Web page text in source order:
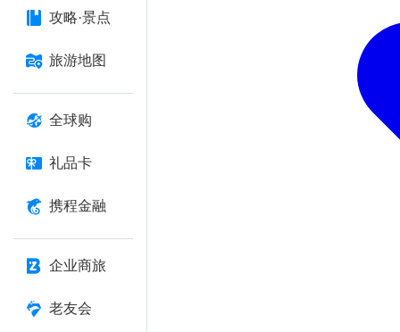
攻略·景点
旅游地图
全球购
礼品卡
携程金融
企业商旅
老友会